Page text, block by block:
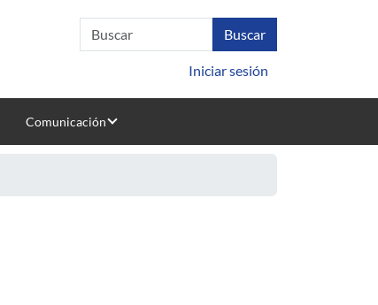
Iniciar sesión
Comunicación